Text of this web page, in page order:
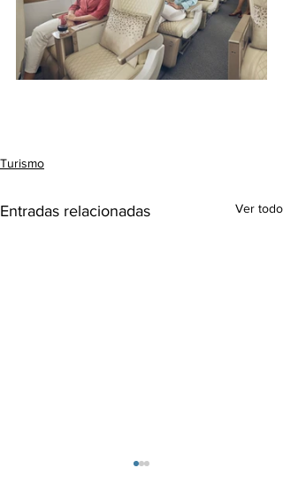
Turismo
Entradas relacionadas Ver todo